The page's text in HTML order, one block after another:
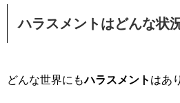
ハラスメントはどんな状
どんな世界にもハラスメント はあ